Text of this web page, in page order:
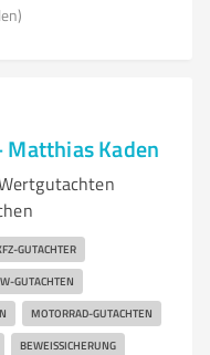
Kaden
GUTACHTER
GUTACHTEN
MOTORRAD-GUTACHTEN
BEWEISSICHERUNG